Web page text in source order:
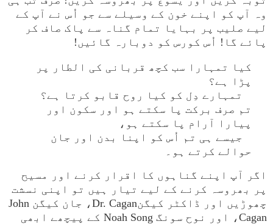
وہ آپ کو اپنے خون کے وسیلے سے جو اُس نے آپ کے
لیے صلیب پر بہایا تمام گناہ سے پاک صاف کر
پائے گا! اُس کورس کو دوبارہ گائیں!
کیا تمہارا سب کچھ قربانی کی الطار پر
پڑا ہے؟
تمہارے دِل کو کیا روح قابو کرتا ہے؟
تم صرف برکت پا سکتے ہو اور سکون اور
پیارا آرام پا سکتے ہو،
جیسے ہی تم اُس کو اپنا بدن اور جان
حوالے کرتے ہو۔
اگر آپ اپنے گناہوں کا اقرار کرنے اور مسیح
پر بھروسہ کرنے کے لیے تیار ہیں تو اپنی نسشت
چھوڑیں اور ڈاکٹر کیگنDr. Cagan، جان کیگن John
Cagan، اور نوح سونگ Noah Song کے پیچھے ابھی